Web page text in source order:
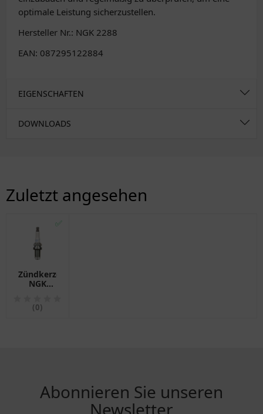
optimale Leistung sicherzustellen.
Hersteller Nr.: NGK 2288
EAN: 087295122884
EIGENSCHAFTEN
DOWNLOADS
Zuletzt angesehen
✅
Zündkerze
NGK
für
Motorräder
(0)
Abonnieren Sie unseren
Newsletter